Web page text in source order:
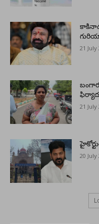
21 July
21 July
20 July